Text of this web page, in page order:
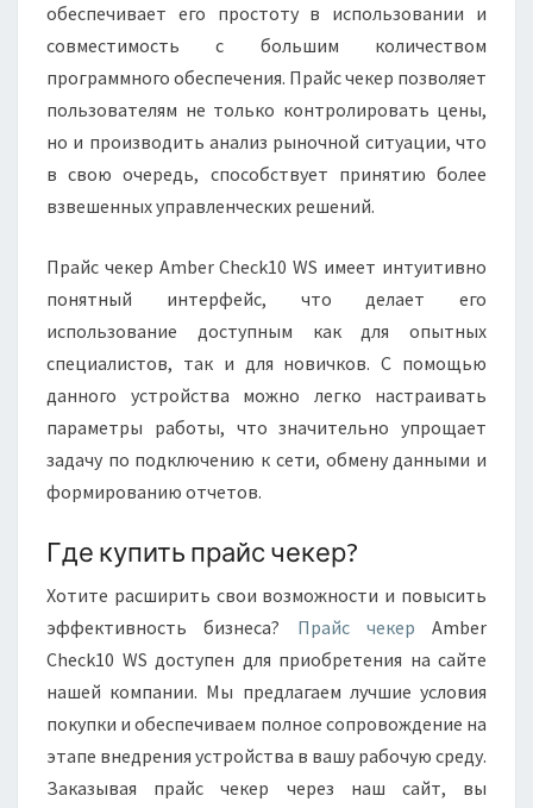
обеспечивает его простоту в использовании и
совместимость с большим количеством
программного обеспечения. Прайс чекер позволяет
пользователям не только контролировать цены,
но и производить анализ рыночной ситуации, что
в свою очередь, способствует принятию более
взвешенных управленческих решений.
Прайс чекер Amber Check10 WS имеет интуитивно
понятный интерфейс, что делает его
использование доступным как для опытных
специалистов, так и для новичков. С помощью
данного устройства можно легко настраивать
параметры работы, что значительно упрощает
задачу по подключению к сети, обмену данными и
формированию отчетов.
Где купить прайс чекер?
Хотите расширить свои возможности и повысить
эффективность бизнеса? Прайс чекер Amber
Check10 WS доступен для приобретения на сайте
нашей компании. Мы предлагаем лучшие условия
покупки и обеспечиваем полное сопровождение на
этапе внедрения устройства в вашу рабочую среду.
Заказывая прайс чекер через наш сайт, вы